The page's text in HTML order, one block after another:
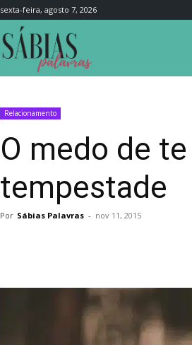
sexta-feira, agosto 7, 2026
Relacionamento
O medo de
tempestade
Por Sábias Palavras - nov 11, 2015